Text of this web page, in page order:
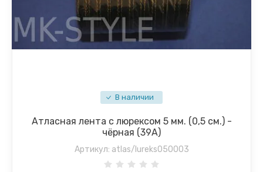
В наличии
Атласная лента с люрексом 5 мм. (0,5 см.) -
чёрная (39А)
Артикул: atlas/lureks050003